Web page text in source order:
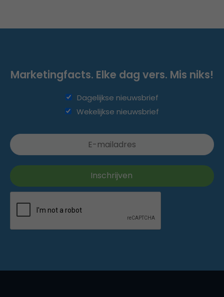
Marketingfacts. Elke dag vers. Mis niks!
Dagelijkse nieuwsbrief
Wekelijkse nieuwsbrief